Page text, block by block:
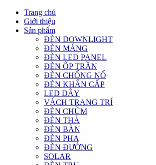
Trang chủ
Giới thiệu
Sản phẩm
ĐÈN DOWNLIGHT
ĐÈN MÁNG
ĐÈN LED PANEL
ĐÈN ỐP TRẦN
ĐÈN CHỐNG NỔ
ĐÈN KHẨN CẤP
LED DÂY
VÁCH TRANG TRÍ
ĐÈN CHÙM
ĐÈN THẢ
ĐÈN BÀN
ĐÈN PHA
ĐÈN ĐƯỜNG
SOLAR